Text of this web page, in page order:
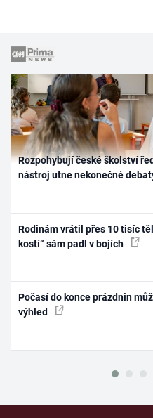
Rozpohybují české školství
nástroj utne nekonečné
Rodinám vrátil přes 10 tisíc
kostí“ sám padl v bojích
Počasí do konce prázdnin
výhled